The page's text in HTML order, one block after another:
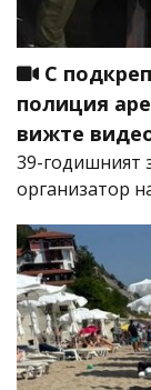
С
полиция
вижте
39-годишният
организатор